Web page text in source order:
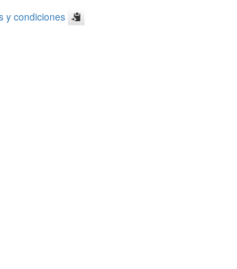
y condiciones